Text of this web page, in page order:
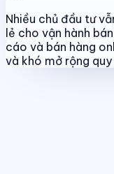
Nhiều chủ đầu tư
lẻ cho vận hành
cáo và bán hàng
và khó mở rộng